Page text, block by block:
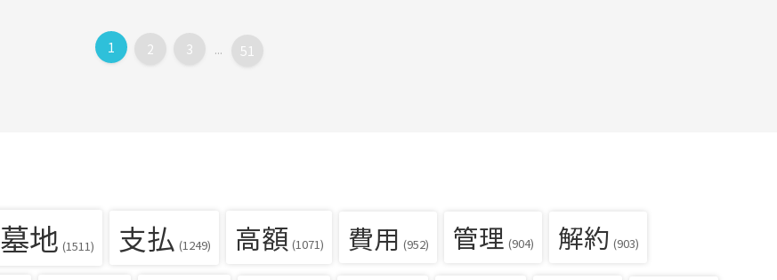
1 2 3 ... 51
墓地 (1511) 支払 (1249) 高額 (1071) 費用 (952) 管理 (904) 解約 (903)